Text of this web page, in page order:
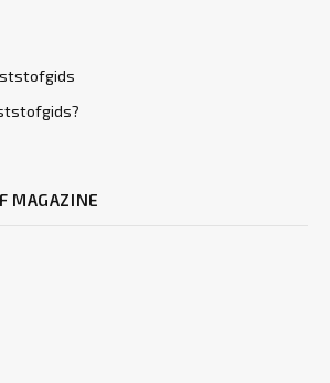
MAGAZINE